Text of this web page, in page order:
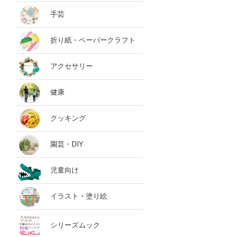
手芸
折り紙・ペーパークラフト
アクセサリー
健康
クッキング
園芸・DIY
児童向け
イラスト・塗り絵
シリーズムック